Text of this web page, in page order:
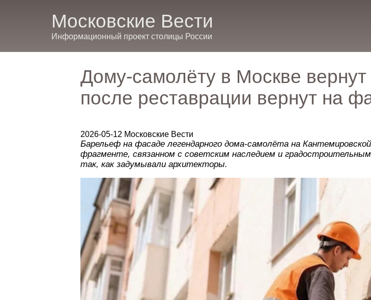
Московские Вести
Информационный проект столицы России
Дому-самолёту в Москве
после реставрации вернут на
2026-05-12 Московские Вести
Барельеф на фасаде легендарного дома-самолёта на
фрагменте, связанном с советским наследием и
так, как задумывали архитекторы.